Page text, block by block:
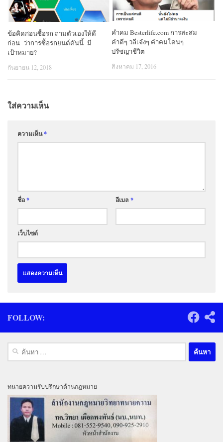
ข้อคิดก่อนซื้อรถ ถามตัวเองให้ดี
ก่อน ว่าการซื้อรถยนต์คันนี้ มี
เป้าหมาย?
กันยายน 12, 2018
คำคม Besterlife.com การสะสม
คำดีๆ วลีเจ๋งๆ คำคมโดนๆ
ปรัชญาชีวิต
สิงหาคม 17, 2016
ใส่ความเห็น
ความเห็น*
ชื่อ* อีเมล *
เว็บไซต์
FOLLOW:
ค้นหา
ทนายความรับปรึกษาด้านกฎหมาย